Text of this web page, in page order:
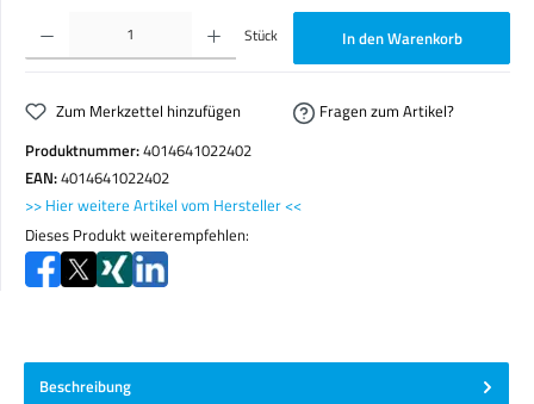
Produkt Anzahl: Gib den gewünschten Wert ein oder benutze die Schaltflächen um die Anzahl zu
Stück In den Warenkorb
Zum Merkzettel hinzufügen
Fragen zum Artikel?
Produktnummer:4014641022402
EAN:4014641022402
>> Hier weitere Artikel vom Hersteller <<
Dieses Produkt weiterempfehlen:
Beschreibung